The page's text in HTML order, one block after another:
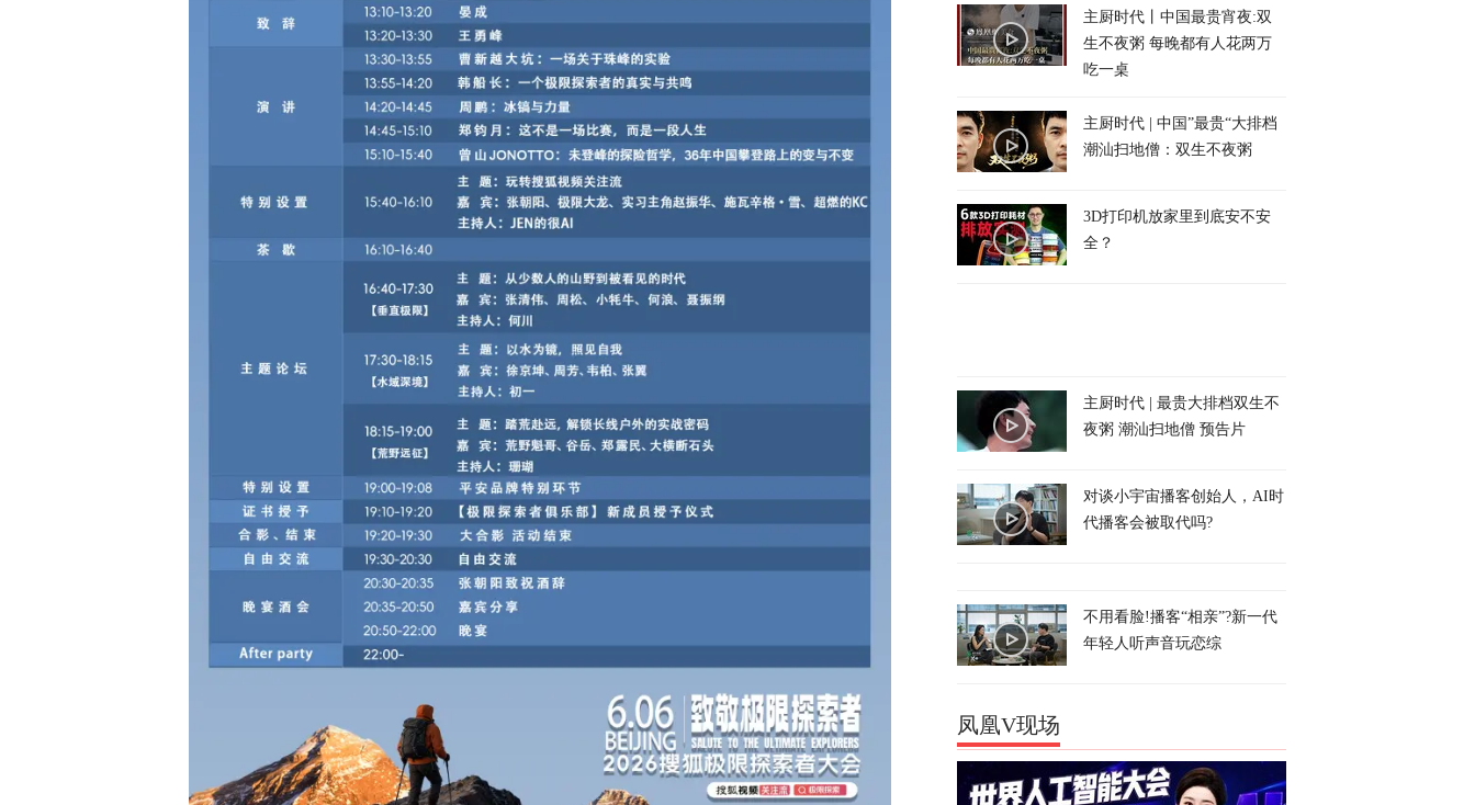
主厨时代丨中国最贵宵夜:双
生不夜粥 每晚都有人花两万
吃一桌
主厨时代 | 中国”最贵“大排档
潮汕扫地僧：双生不夜粥
3D打印机放家里到底安不安
全？
主厨时代 | 最贵大排档双生不
夜粥 潮汕扫地僧 预告片
对谈小宇宙播客创始人，AI时
代播客会被取代吗?
不用看脸!播客“相亲”?新一代
年轻人听声音玩恋综
凤凰V现场